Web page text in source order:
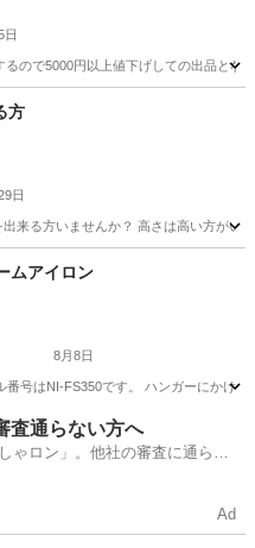
日
ので5000円以上値下げしての出品と
リー
方
日
来る方いませんか？ 高さは高い方が
て/助けて
アイロン
8月8日
号はNI-FS350です。 ハンガーにかけ
調家電 衣類
査通らない方へ
ゃロン」。他社の審査に通らな
Ad